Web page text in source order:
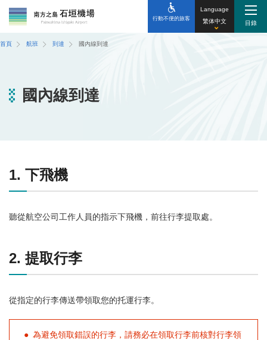
行動不便的旅客
Language
繁体中文
首頁 航班 到達 國內線到達
國內線到達
1. 下飛機
聽從航空公司工作人員的指示下飛機，前往行李提取處。
2. 提取行李
從指定的行李傳送帶領取您的托運行李。
為避免領取錯誤的行李，請務必在領取行李前核對行李領